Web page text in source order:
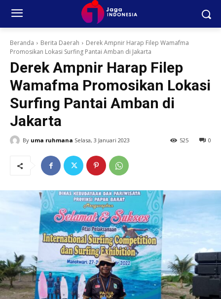
Beranda Berita Daerah
Derek Ampnir Harap Filep Wamafma
Promosikan Lokasi Surfing Pantai Amban di Jakarta
Derek Ampnir Harap Filep
Wamafma Promosikan Lokasi
Surfing Pantai Amban di
Jakarta
By uma ruhmana Selasa, 3 Januari 2023 0
525